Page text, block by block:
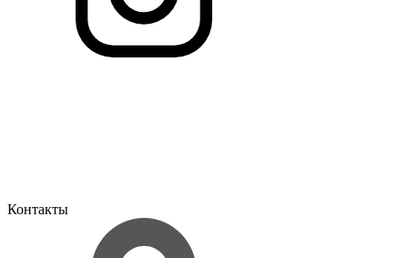
Контакты